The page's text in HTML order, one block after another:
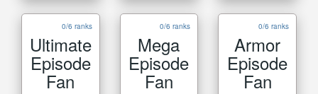
0/6 ranks
Ultimate
Episode
Fan
0/6 ranks
Mega
Episode
Fan
0/6 ranks
Armor
Episode
Fan